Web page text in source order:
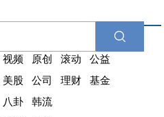
视频 原创 滚动
公益
美股 公司 理财
基金
八卦
韩流